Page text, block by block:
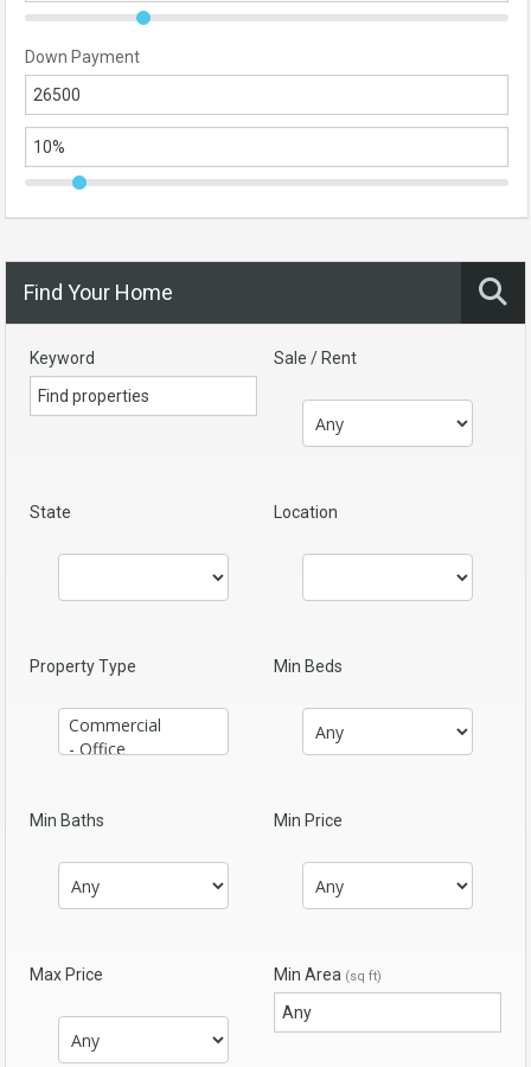
Down Payment
Find Your Home
Keyword Sale / Rent
State Location
Property Type Min Beds
Min Baths Min Price
Max Price Min Area (sq ft)